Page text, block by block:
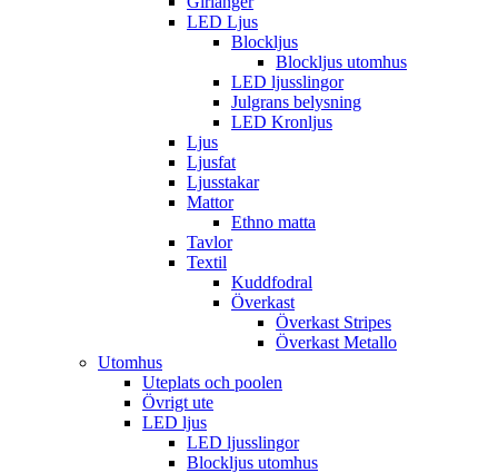
LED Ljus
Blockljus
Blockljus utomhus
LED ljusslingor
Julgrans belysning
LED Kronljus
Ljus
Ljusfat
Ljusstakar
Mattor
Ethno matta
Tavlor
Textil
Kuddfodral
Överkast
Överkast Stripes
Överkast Metallo
Utomhus
Uteplats och poolen
Övrigt ute
LED ljus
LED ljusslingor
Blockljus utomhus